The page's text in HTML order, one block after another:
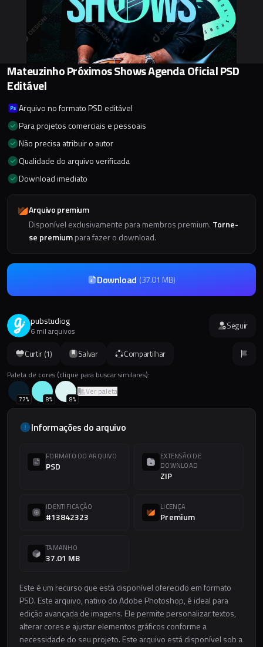
Curtir (1) Salvar Compartilhar
Paleta de cores (clique para buscar similares):
77% 8% 8%
Ver paleta
Informações do arquivo
FORMATO DO ARQUIVO
PSD
EXTENSÃO DE
DOWNLOAD
ZIP
IDENTIFICAÇÃO
#13842323
LICENÇA
Premium
TAMANHO
37.01 MB
Este é um recurso que está disponível oferecido em formato
PSD. Este arquivo, nativo do Adobe Photoshop, é ideal para
edição avançada de imagens. Ele permite personalizar textos,
alterar cores e ajustar elementos gráficos conforme a
necessidade do seu projeto. Este arquivo está disponível sob a
Mateuzinho Próximos Shows Agenda Oficial PSD
Editável
Arquivo no formato PSD editável
Para projetos comerciais e pessoais
Não precisa atribuir o autor
Qualidade do arquivo verificada
Download imediato
Arquivo premium
Disponível exclusivamente para membros premium. Torne-
se premiumpara fazer o download.
Download (37.01 MB)
pubstudiog
6 mil arquivos Seguir